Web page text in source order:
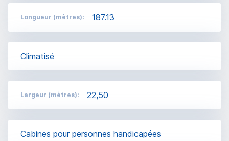
Longueur (mètres): 187.13
Climatisé
Largeur (mètres): 22,50
Cabines pour personnes handicapées